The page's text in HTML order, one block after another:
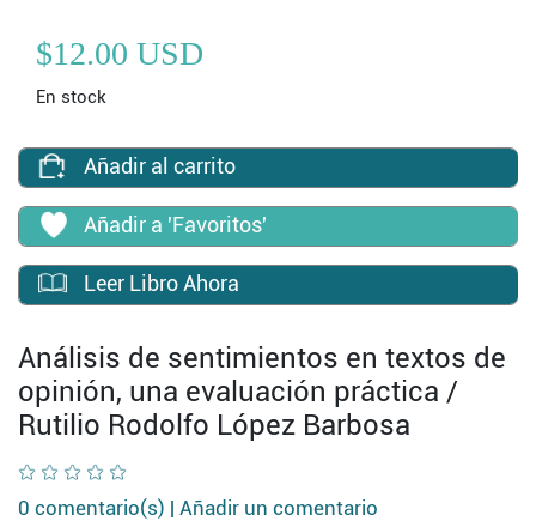
$12.00 USD
En stock
Añadir al carrito
Añadir a 'Favoritos'
Leer Libro Ahora
Análisis de sentimientos en textos de
opinión, una evaluación práctica /
Rutilio Rodolfo López Barbosa
0 comentario(s) | Añadir un comentario